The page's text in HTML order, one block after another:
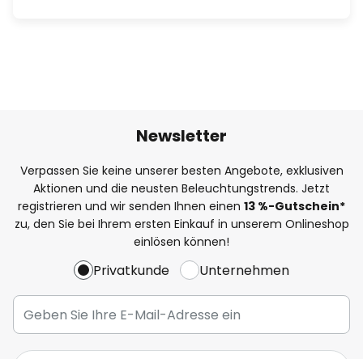
Newsletter
Verpassen Sie keine unserer besten Angebote, exklusiven
Aktionen und die neusten Beleuchtungstrends. Jetzt
registrieren und wir senden Ihnen einen 13 %-Gutschein*
zu, den Sie bei Ihrem ersten Einkauf in unserem Onlineshop
einlösen können!
Privatkunde Unternehmen